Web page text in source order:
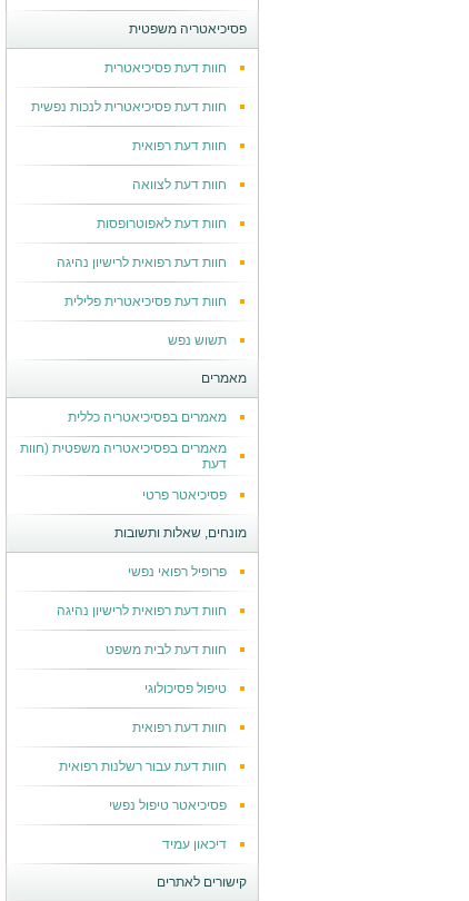
פסיכיאטריה משפטית
חוות דעת פסיכיאטרית
חוות דעת פסיכיאטרית לנכות נפשית
חוות דעת רפואית
חוות דעת לצוואה
חוות דעת לאפוטרופסות
חוות דעת רפואית לרישיון נהיגה
חוות דעת פסיכיאטרית פלילית
תשוש נפש
מאמרים
מאמרים בפסיכיאטריה כללית
מאמרים בפסיכיאטריה משפטית (חוות
דעת
פסיכיאטר פרטי
מונחים, שאלות ותשובות
פרופיל רפואי נפשי
חוות דעת רפואית לרישיון נהיגה
חוות דעת לבית משפט
טיפול פסיכולוגי
חוות דעת רפואית
חוות דעת עבור רשלנות רפואית
פסיכיאטר טיפול נפשי
דיכאון עמיד
קישורים לאתרים